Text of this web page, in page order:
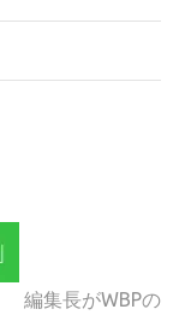
編集長がWBPの